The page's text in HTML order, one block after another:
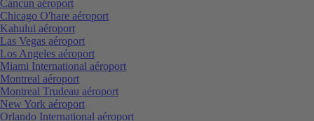
Cancun aéroport
Chicago O'hare aéroport
Kahului aéroport
Las Vegas aéroport
Los Angeles aéroport
Miami International aéroport
Montreal aéroport
Montreal Trudeau aéroport
New York aéroport
Orlando International aéroport